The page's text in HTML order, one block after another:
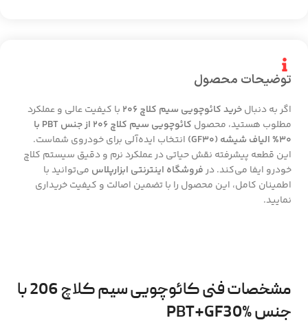
توضیحات محصول
اگر به دنبالخرید کائوچویی سیم کلاچ 206
با کیفیت عالی و عملکرد
مطلوب هستید، محصول
کائوچویی سیم کلاچ 206 از جنس PBT با
30% الیاف شیشه (GF30)
انتخاب ایده‌آلی برای خودروی شماست.
این قطعه پیشرفته نقش حیاتی در عملکرد نرم و دقیق سیستم کلاچ
خودرو ایفا می‌کند. درفروشگاه اینترنتی ابزارپلاس می‌توانید با
اطمینان کامل، این محصول را با تضمین اصالت و کیفیت خریداری
نمایید.
مشخصات فنی کائوچویی سیم کلاچ 206 با
جنس PBT+GF30%